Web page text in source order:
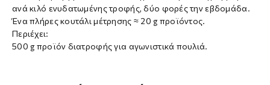
ανά κιλό ενυδατωμένης τροφής, δύο φορές την εβδομάδα.
Ένα πλήρες κουτάλι μέτρησης ≈ 20 g προϊόντος.
Περιέχει:
500 g προϊόν διατροφής για αγωνιστικά πουλιά.